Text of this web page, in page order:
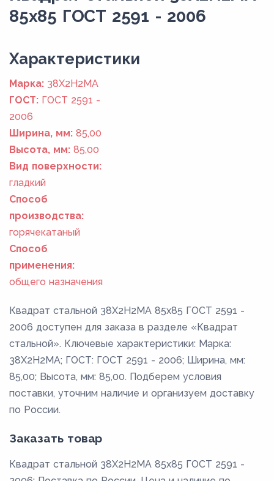
85x85 ГОСТ 2591 - 2006
Xарактеристики
Марка: 38Х2Н2МА
ГОСТ: ГОСТ 2591 -
2006
Ширина, мм: 85,00
Высота, мм: 85,00
Вид поверхности:
гладкий
Способ
производства:
горячекатаный
Способ
применения:
общего назначения
Квадрат стальной 38Х2Н2МА 85x85 ГОСТ 2591 -
2006 доступен для заказа в разделе «Квадрат
стальной». Ключевые характеристики: Марка:
38Х2Н2МА; ГОСТ: ГОСТ 2591 - 2006; Ширина, мм:
85,00; Высота, мм: 85,00. Подберем условия
поставки, уточним наличие и организуем доставку
по России.
Заказать товар
Квадрат стальной 38Х2Н2МА 85x85 ГОСТ 2591 -